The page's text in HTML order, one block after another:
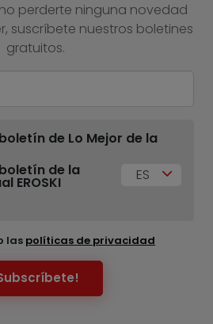
perderte ninguna novedad
suscríbete nuestros boletines
gratuitos.
de Lo Mejor de la
de la
EROSKI ES
las políticas de privacidad